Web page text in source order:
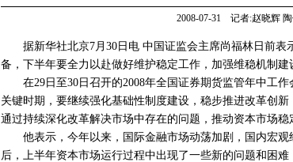
2008-07-31 记者:赵晓辉
据新华社北京7月30日电 中国证监会主席尚福林日前表
备，下半年要全力以赴做好维护稳定工作，加强维稳机制建
在29日至30日召开的2008年全国证券期货监管年中工作
关键时期，要继续强化基础性制度建设，稳步推进改革创
通过持续深化改革解决市场中存在的问题，推动资本市场稳
他表示，今年以来，国际金融市场动荡加剧，国内宏观
后，上半年资本市场运行过程中出现了一些新的问题和困